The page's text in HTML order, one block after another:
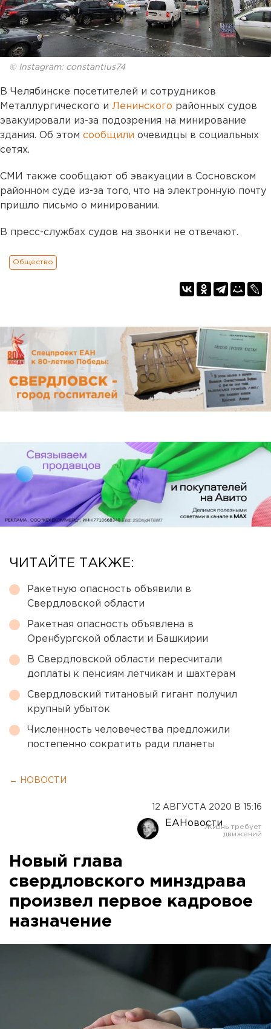
© Instagram: constantius74
В Челябинске посетителей и сотрудников
Металлургического и Ленинского районных судов
эвакуировали из-за подозрения на минирование
здания. Об этом сообщили очевидцы в социальных
сетях.
СМИ также сообщают об эвакуации в Сосновском
районном суде из-за того, что на электронную почту
пришло письмо о минировании.
В пресс-службах судов на звонки не отвечают.
Общество
ЧИТАЙТЕ ТАКЖЕ:
Ракетную опасность объявили в
Свердловской области
Ракетная опасность объявлена в
Оренбургской области и Башкирии
В Свердловской области пересчитали
доплаты к пенсиям летчикам и шахтерам
Свердловский титановый гигант получил
крупный убыток
Численность человечества предложили
постепенно сократить ради планеты
← НОВОСТИ
12 АВГУСТА 2020 В 15:16
ЕАНовости
Новый глава
свердловского минздрава
произвел первое кадровое
назначение